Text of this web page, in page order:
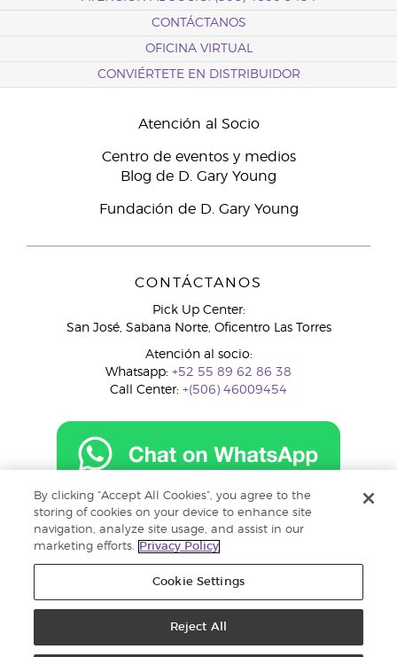
CONTÁCTANOS
OFICINA VIRTUAL
CONVIÉRTETE EN DISTRIBUIDOR
Atención al Socio
Centro de eventos y medios
Blog de D. Gary Young
Fundación de D. Gary Young
CONTÁCTANOS
Pick Up Center:
San José, Sabana Norte, Oficentro Las Torres
Atención al socio:
Whatsapp: +52 55 89 62 86 38
Call Center: +(506) 46009454
costarica@youngliving.com
By clicking “Accept All Cookies”, you agree to the
storing of cookies on your device to enhance site
navigation, analyze site usage, and assist in our
marketing efforts.
Privacy Policy
Cookie Settings
Reject All